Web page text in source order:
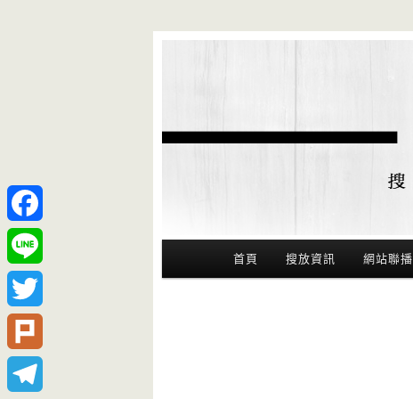
Main Menu
首頁 搜放資訊 網站聯播
Facebook
Line
Twitter
Plurk